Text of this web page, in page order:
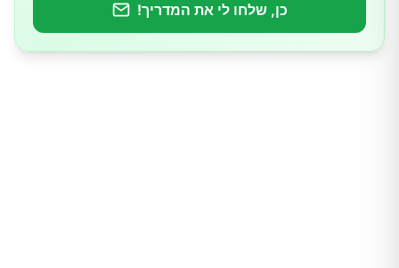
כן, שלחו לי את המדריך!